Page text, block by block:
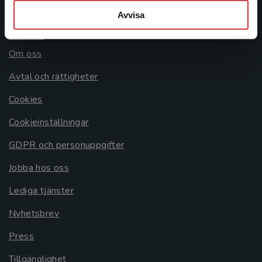
Avvisa
Allmänna länkar
Om oss
Avtal och rättigheter
Cookies
Cookieinställningar
GDPR och personuppgifter
Jobba hos oss
Lediga tjänster
Nyhetsbrev
Press
Tillgänglighet